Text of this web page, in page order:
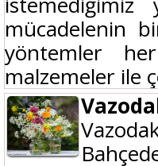
mücadelenin
yöntemler
malzemeler ile